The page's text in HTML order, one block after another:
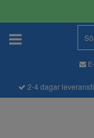
2-4 dagar